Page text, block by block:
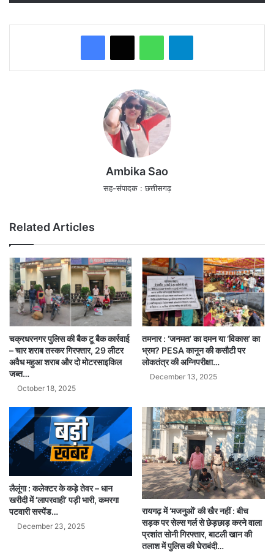
WhatsAppTelegram
Ambika Sao
सह-संपादक : छत्तीसगढ़
Related Articles
चक्रधरनगर पुलिस की बैक टू बैक कार्रवाई
– चार शराब तस्कर गिरफ्तार, 29 लीटर
अवैध महुआ शराब और दो मोटरसाइकिल
जब्त…
October 18, 2025
तमनार : ‘जनमत’ का दमन या ‘विकास’ का
भ्रम? PESA कानून की कसौटी पर
लोकतंत्र की अग्निपरीक्षा…
December 13, 2025
लैलूंगा : कलेक्टर के कड़े तेवर – धान
खरीदी में ‘लापरवाही’ पड़ी भारी, कमरगा
पटवारी सस्पेंड…
December 23, 2025
रायगढ़ में ‘मजनुओं’ की खैर नहीं : बीच
सड़क पर सेल्स गर्ल से छेड़छाड़ करने वाला
प्रशांत सोनी गिरफ्तार, बाटली खान की
तलाश में पुलिस की घेराबंदी…